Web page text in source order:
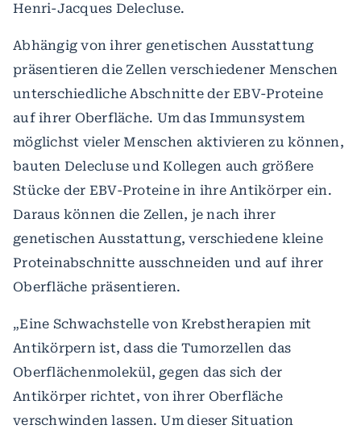
Henri-Jacques Delecluse.
Abhängig von ihrer genetischen Ausstattung
präsentieren die Zellen verschiedener Menschen
unterschiedliche Abschnitte der EBV-Proteine
auf ihrer Oberfläche. Um das Immunsystem
möglichst vieler Menschen aktivieren zu können,
bauten Delecluse und Kollegen auch größere
Stücke der EBV-Proteine in ihre Antikörper ein.
Daraus können die Zellen, je nach ihrer
genetischen Ausstattung, verschiedene kleine
Proteinabschnitte ausschneiden und auf ihrer
Oberfläche präsentieren.
„Eine Schwachstelle von Krebstherapien mit
Antikörpern ist, dass die Tumorzellen das
Oberflächenmolekül, gegen das sich der
Antikörper richtet, von ihrer Oberfläche
verschwinden lassen. Um dieser Situation